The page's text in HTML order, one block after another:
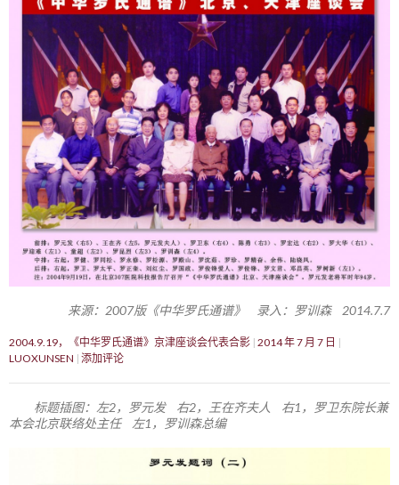
来源：2007版《中华罗氏通谱》 录入：罗训森 2014.7.7
2004.9.19，《中华罗氏通谱》京津座谈会代表合影 2014 年 7 月 7 日
LUOXUNSEN 添加评论
标题插图：左2，罗元发 右2，王在齐夫人 右1，罗卫东院长兼
本会北京联络处主任 左1，罗训森总编